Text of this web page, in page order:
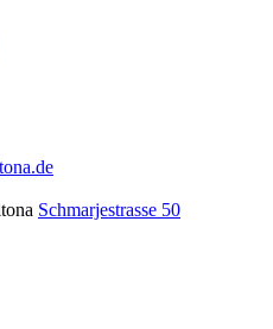
Schmarjestrasse 50